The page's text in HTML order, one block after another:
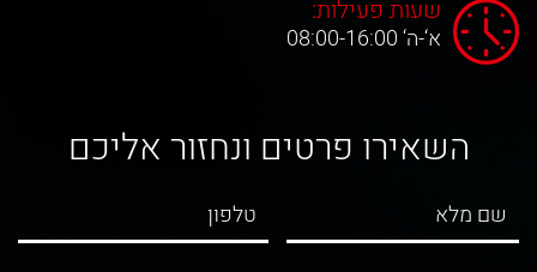
שעות פעילות:
א‘-ה‘ 08:00-16:00
השאירו פרטים ונחזור אליכם